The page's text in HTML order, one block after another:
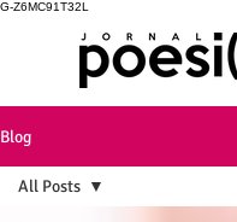
G-Z6MC91T32L
Blog
All Posts